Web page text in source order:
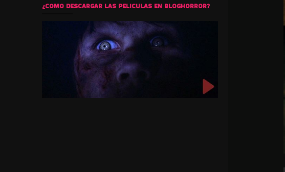
¿COMO DESCARGAR LAS PELICULAS EN BLOGHORROR?